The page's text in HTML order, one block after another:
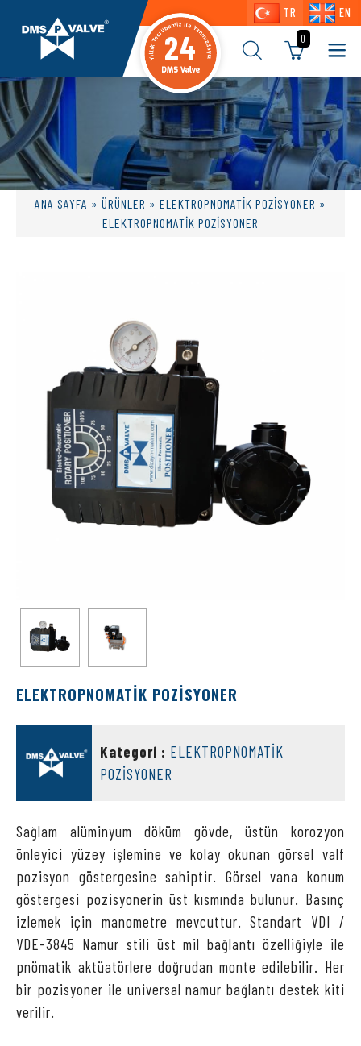
TR EN
24 0
ANA SAYFA » ÜRÜNLER » ELEKTROPNOMATİK POZİSYONER »
ELEKTROPNOMATİK POZİSYONER
ELEKTROPNOMATİK POZİSYONER
Kategori : ELEKTROPNOMATİK
POZİSYONER
Sağlam alüminyum döküm gövde, üstün korozyon
önleyici yüzey işlemine ve kolay okunan görsel valf
pozisyon göstergesine sahiptir. Görsel vana konum
göstergesi pozisyonerin üst kısmında bulunur. Basınç
izlemek için manometre mevcuttur. Standart VDI /
VDE-3845 Namur stili üst mil bağlantı özelliğiyle ile
pnömatik aktüatörlere doğrudan monte edilebilir. Her
bir pozisyoner ile universal namur bağlantı destek kiti
verilir.